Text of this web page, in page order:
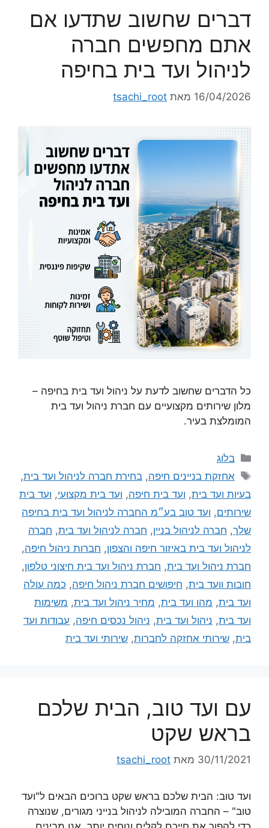
דברים שחשוב שתדעו אם
אתם מחפשים חברה
לניהול ועד בית בחיפה
16/04/2026 מאת tsachi_root
כל הדברים שחשוב לדעת על ניהול ועד בית בחיפה –
מלון שירותים מקצועיים עם חברת ניהול ועד בית
המומלצת בעיר.
בלוג
אחזקת בניינים חיפה,בחירת חברה לניהול ועד בית,
בעיות ועד בית, ועד בית חיפה, ועד בית מקצועי, ועד בית
שירותים, ועד טוב בע״מ החברה לניהול ועד בית בחיפה
שלך, חברה לניהול בניין, חברה לניהול ועד בית, חברה
לניהול ועד בית באיזור חיפה והצפון, חברות ניהול חיפה,
חברת ניהול ועד בית, חברת ניהול ועד בית חיצוני טלפון,
חובות וועד בית, חיפושים חברת ניהול חיפה, כמה עולה
ועד בית, מהו ועד בית, מחיר ניהול ועד בית, משימות
ועד בית, ניהול ועד בית, ניהול נכסים חיפה, עבודות ועד
בית, שירותי אחזקה לחברות, שירותי ועד בית
עם ועד טוב, הבית שלכם
בראש שקט
30/11/2021 מאת tsachi_root
ועד טוב: הבית שלכם בראש שקט ברוכים הבאים ל"ועד
טוב" – החברה המובילה לניהול בנייני מגורים, שנוצרה